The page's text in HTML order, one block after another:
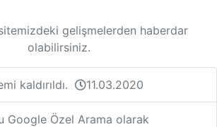
sitemizdeki gelişmelerden haberdar
olabilirsiniz.
kaldırıldı. 11.03.2020
Google Özel Arama olarak